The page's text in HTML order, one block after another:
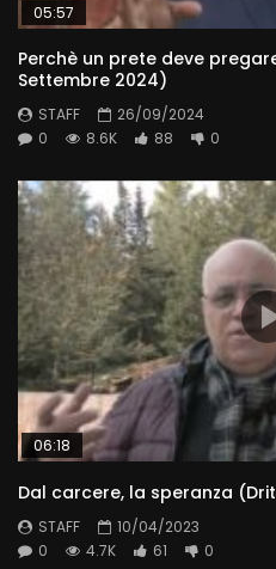
05:57
Perchè un prete deve
Settembre 2024)
STAFF
26/09/2024
0
8.6K 88 0
06:18
Dal carcere, la speranza
STAFF
10/04/2023
0
4.7K 61 0